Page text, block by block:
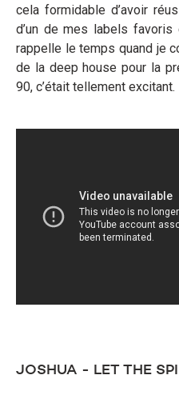
cela formidable d’avoir
d’un de mes labels
rappelle le temps quand je
de la deep house pour la
90, c’était tellement excitant.
JOSHUA - LET THE